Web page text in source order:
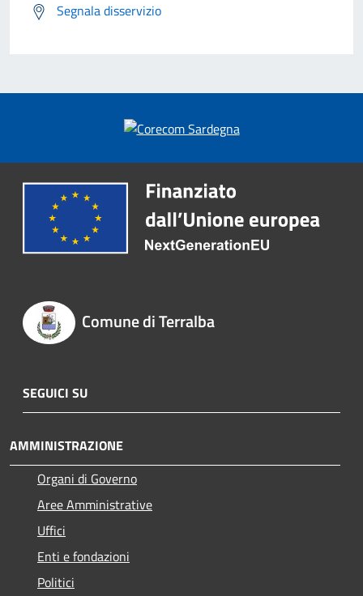
Segnala disservizio
Comune di Terralba
SEGUICI SU
AMMINISTRAZIONE
Organi di Governo
Aree Amministrative
Uffici
Enti e fondazioni
Politici